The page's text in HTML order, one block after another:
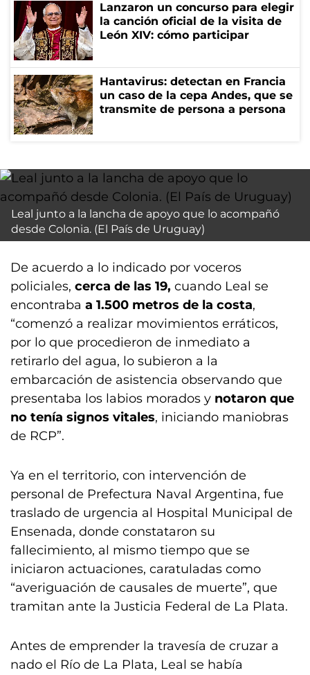
Lanzaron un concurso para elegir
la canción oficial de la visita de
León XIV: cómo participar
Hantavirus: detectan en Francia
un caso de la cepa Andes, que se
transmite de persona a persona
Leal junto a la lancha de apoyo que lo acompañó
desde Colonia. (El País de Uruguay)
De acuerdo a lo indicado por voceros
policiales, cerca de las 19, cuando Leal se
encontraba a 1.500 metros de la costa,
“comenzó a realizar movimientos erráticos,
por lo que procedieron de inmediato a
retirarlo del agua, lo subieron a la
embarcación de asistencia observando que
presentaba los labios morados y notaron que
no tenía signos vitales, iniciando maniobras
de RCP”.
Ya en el territorio, con intervención de
personal de Prefectura Naval Argentina, fue
traslado de urgencia al Hospital Municipal de
Ensenada, donde constataron su
fallecimiento, al mismo tiempo que se
iniciaron actuaciones, caratuladas como
“averiguación de causales de muerte”, que
tramitan ante la Justicia Federal de La Plata.
Antes de emprender la travesía de cruzar a
nado el Río de La Plata, Leal se había